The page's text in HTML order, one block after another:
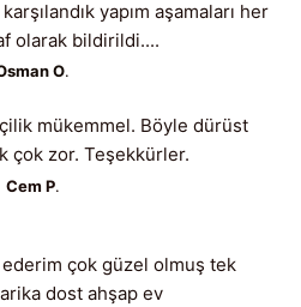
yapım aşamaları her
olarak bildirildi....
O.
mükemmel. Böyle dürüst
çok zor. Teşekkürler.
Cem P.
çok güzel olmuş tek
dost ahşap ev